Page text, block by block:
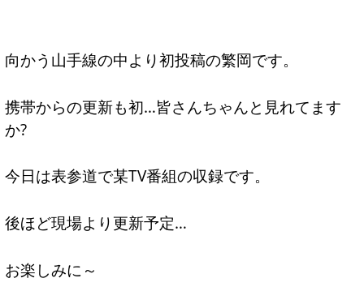
向かう山手線の中より初投稿の繁岡です。
携帯からの更新も初…皆さんちゃんと見れてます
か?
今日は表参道で某TV番組の収録です。
後ほど現場より更新予定…
お楽しみに～